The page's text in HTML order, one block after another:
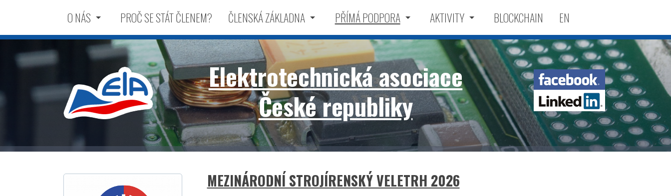
O NÁS PROČ SE STÁT ČLENEM? ČLENSKÁ ZÁKLADNA PŘÍMÁ PODPORA AKTIVITY BLOCKCHAIN EN
Elektrotechnická
Elektrotechnická asociace
České republiky
Facebook
LinkedIn
MEZINÁRODNÍ STROJÍRENSKÝ VELETRH 2026